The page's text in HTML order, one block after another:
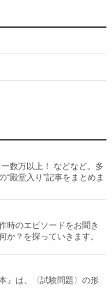
数万以上！ などなど。多
“殿堂入り”記事をまとめま
時のエピソードをお聞き
か？を探っていきます。
』は、〈試験問題〉の形